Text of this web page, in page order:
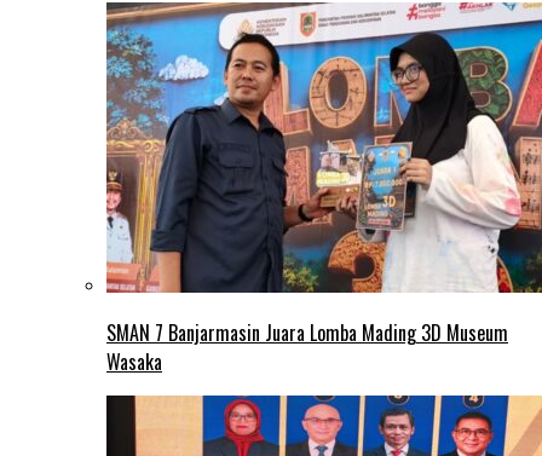
SMAN 7 Banjarmasin Juara Lomba Mading 3D Museum
Wasaka